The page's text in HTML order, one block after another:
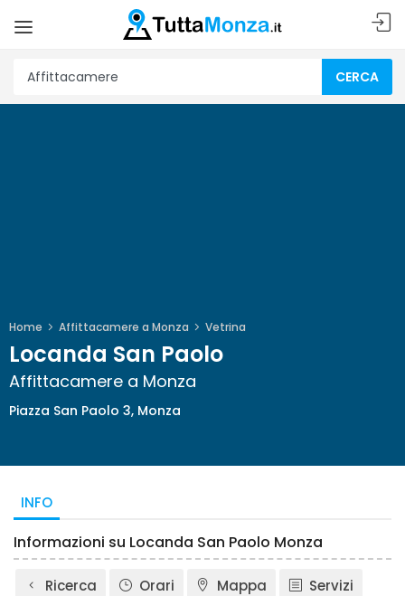
CERCA
Home Affittacamere a Monza Vetrina
Locanda San Paolo
Affittacamere a Monza
Piazza San Paolo 3, Monza
INFO
Informazioni su Locanda San Paolo Monza
Ricerca Orari Mappa Servizi